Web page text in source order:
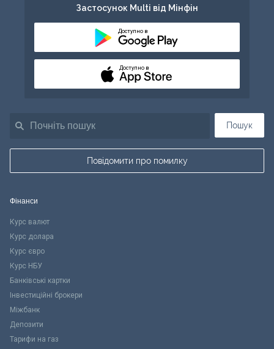
Пошук
Повідомити про помилку
Застосунок Multi від Мінфін
Доступно в
Доступно в
Фінанси
Курс валют
Курс долара
Курс євро
Курс НБУ
Банківські картки
Інвестиційні брокери
Міжбанк
Депозити
Тарифи на газ